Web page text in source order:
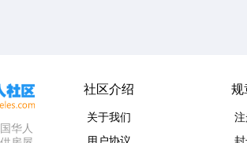
华人
社区介绍
关于我们
规
注